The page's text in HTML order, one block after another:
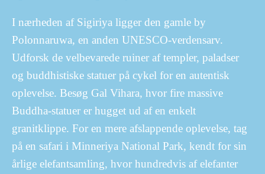
I nærheden af Sigiriya ligger den gamle by
Polonnaruwa, en anden UNESCO-verdensarv.
Udforsk de velbevarede ruiner af templer, paladser
og buddhistiske statuer på cykel for en autentisk
oplevelse. Besøg Gal Vihara, hvor fire massive
Buddha-statuer er hugget ud af en enkelt
granitklippe. For en mere afslappende oplevelse, tag
på en safari i Minneriya National Park, kendt for sin
årlige elefantsamling, hvor hundredvis af elefanter